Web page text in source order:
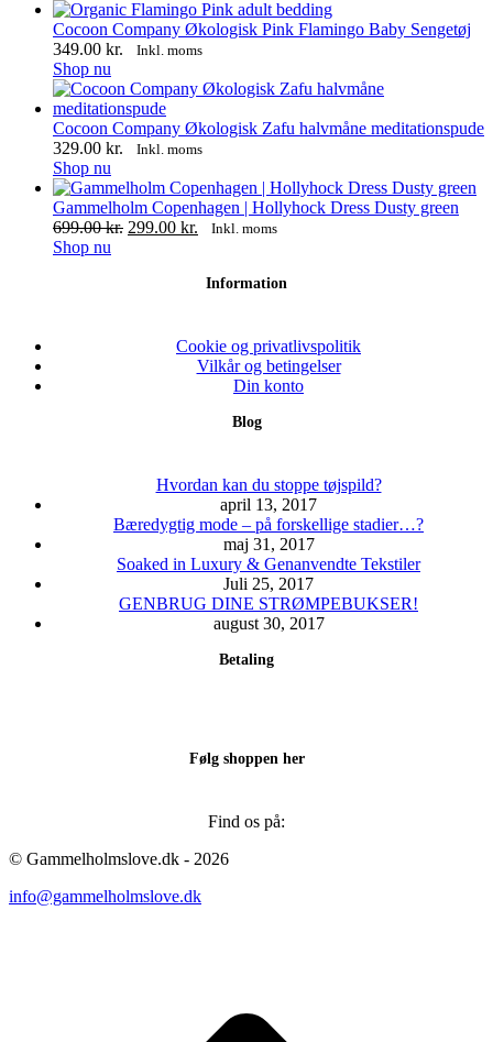
Cocoon Company Økologisk Pink Flamingo Baby Sengetøj
349.00 kr. Inkl. moms
Shop nu
Cocoon Company Økologisk Zafu halvmåne meditationspude
329.00 kr. Inkl. moms
Shop nu
vare
har
flere
Gammelholm Copenhagen | Hollyhock Dress Dusty green
699.00kr. Den
299.00 kr. Den
er:
Inkl. moms
Shop nu
Mulighederne
Information
Cookie og privatlivspolitik
Vilkår og betingelser
Din konto
Blog
Hvordan kan du stoppe tøjspild?
april 13, 2017
Bæredygtig mode – på forskellige stadier…?
maj 31, 2017
Soaked in Luxury & Genanvendte Tekstiler
Juli 25, 2017
GENBRUG DINE STRØMPEBUKSER!
august 30, 2017
Betaling
Følg shoppen her
Find os på:
© Gammelholmslove.dk - 2026
info@gammelholmslove.dk